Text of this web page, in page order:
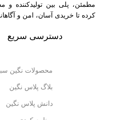
مطمئن، پلی بین تولیدکننده و
کرده تا خریدی آسان، امن و
دسترسی سریع
محصولات نگین
بلاگ پلاس نگین
دانش پلاس نگین